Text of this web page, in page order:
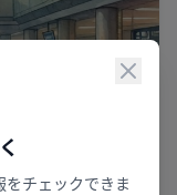
閉じ
チェックできま